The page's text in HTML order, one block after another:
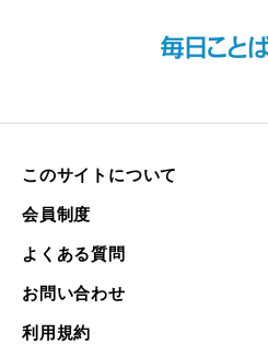
このサイトについて
会員制度
よくある質問
お問い合わせ
利用規約